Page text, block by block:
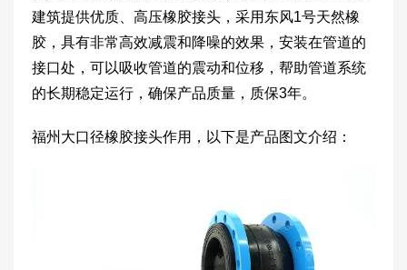
建筑提供优质、高压橡胶接头，采用东风1号天然橡
胶，具有非常高效减震和降噪的效果，安装在管道的
接口处，可以吸收管道的震动和位移，帮助管道系统
的长期稳定运行，确保产品质量，质保3年。
福州大口径橡胶接头作用，以下是产品图文介绍：